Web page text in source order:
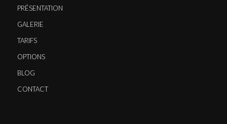
PRÉSENTATION
GALERIE
TARIFS
OPTIONS
BLOG
CONTACT